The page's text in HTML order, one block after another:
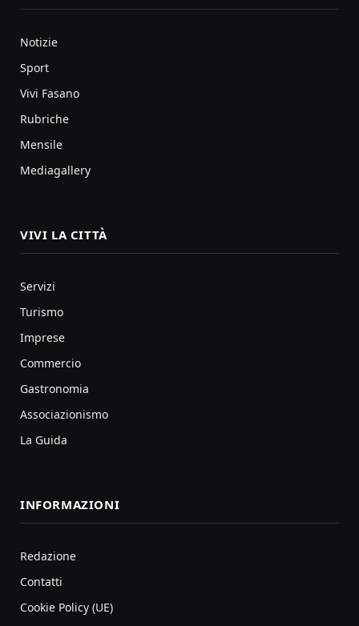
Notizie
Sport
Vivi Fasano
Rubriche
Mensile
Mediagallery
VIVI LA CITTÀ
Servizi
Turismo
Imprese
Commercio
Gastronomia
Associazionismo
La Guida
INFORMAZIONI
Redazione
Contatti
Cookie Policy (UE)